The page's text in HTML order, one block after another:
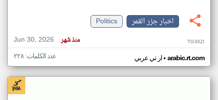
اخبار جزر القمر
Politics
Jun 30, 2026
منذ شهر TG39ZI
ار تي عربي• arabic.rt.com عدد الكلمات: ٢٢٨